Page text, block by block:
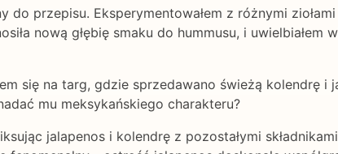
do przepisu. Eksperymentowałem z różnymi
nową głębię smaku do hummusu, i uwielbiałem
się na targ, gdzie sprzedawano świeżą kolendrę i
mu meksykańskiego charakteru?
jalapenos i kolendrę z pozostałymi